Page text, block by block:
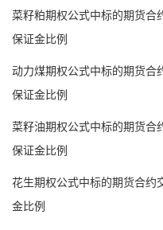
菜籽粕期权公式中标的期货合
保证金比例
动力煤期权公式中标的期货合
保证金比例
菜籽油期权公式中标的期货合
保证金比例
花生期权公式中标的期货合约
金比例